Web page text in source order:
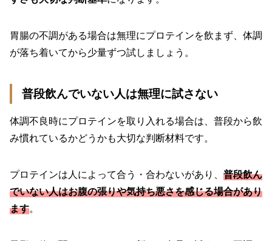
胃腸の不調がある場合は無理にプロテインを飲まず、体調
が落ち着いてから少量ずつ試しましょう。
普段飲んでいない人は無理に試さない
体調不良時にプロテインを取り入れる場合は、普段から飲
み慣れているかどうかも大切な判断材料です。
プロテインは人によって合う・合わないがあり、 普段飲ん
でいない人はお腹の張りや気持ち悪さを感じる場合があり
ます。